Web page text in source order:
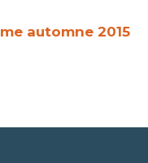
automne 2015